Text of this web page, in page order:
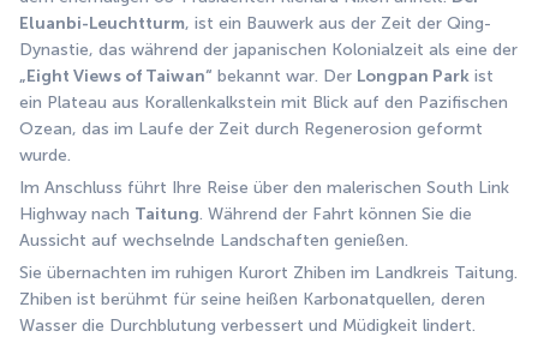
Eluanbi-Leuchtturm, ist ein Bauwerk aus der Zeit der Qing-
„Eight Views of Taiwan“ bekannt war. Der Longpan Park ist
ein Plateau aus Korallenkalkstein mit Blick auf den Pazifischen
Ozean, das im Laufe der Zeit durch Regenerosion geformt
wurde.
Im Anschluss führt Ihre Reise über den malerischen South Link
Highway nach Taitung. Während der Fahrt können Sie die
Aussicht auf wechselnde Landschaften genießen.
Sie übernachten im ruhigen Kurort Zhiben im Landkreis Taitung.
Zhiben ist berühmt für seine heißen Karbonatquellen, deren
Wasser die Durchblutung verbessert und Müdigkeit lindert.